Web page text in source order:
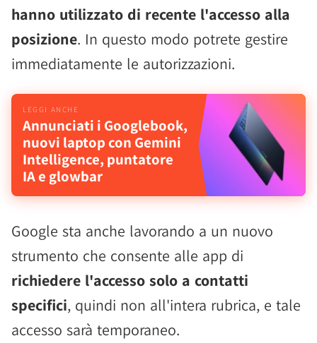
hanno utilizzato di recente l'accesso alla
posizione. In questo modo potrete gestire
immediatamente le autorizzazioni.
Annunciati i Googlebook,
nuovi laptop con Gemini
Intelligence, puntatore
IA e glowbar
Google sta anche lavorando a un nuovo
strumento che consente alle app di
richiedere l'accesso solo a contatti
specifici, quindi non all'intera rubrica, e tale
accesso sarà temporaneo.